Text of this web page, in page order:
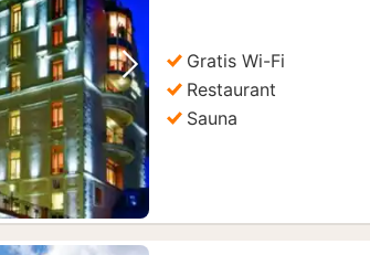
Volgende foto
Gratis Wi-Fi
Restaurant
Sauna